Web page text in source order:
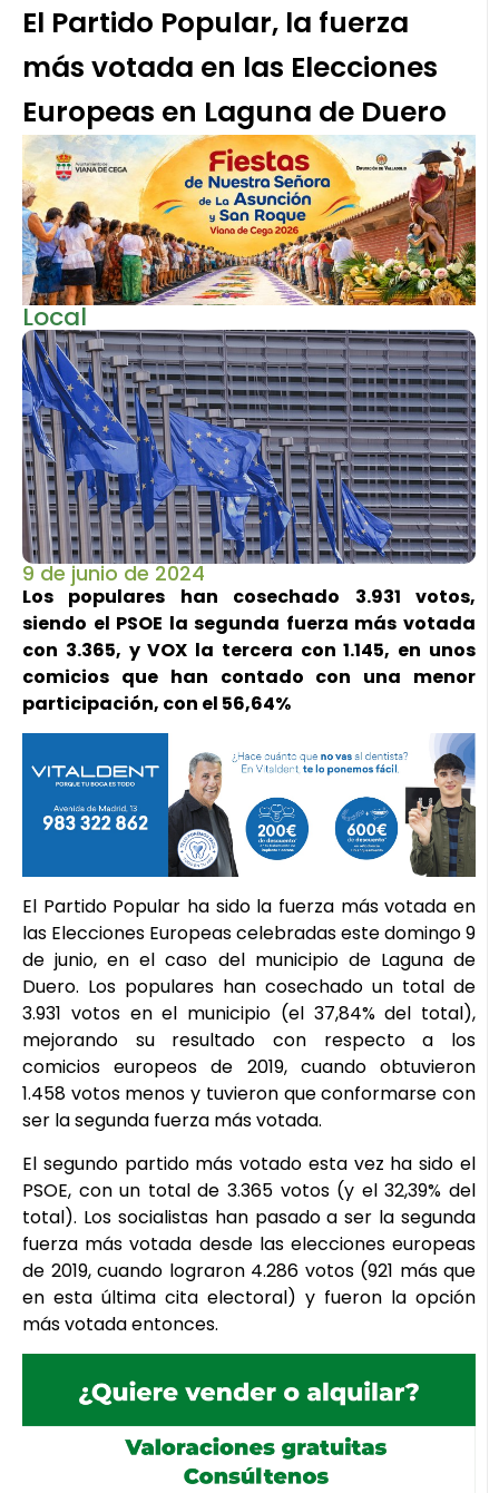
El Partido Popular, la fuerza
más votada en las Elecciones
Europeas en Laguna de Duero
Local
9 de junio de 2024
Los populares han cosechado 3.931 votos,
siendo el PSOE la segunda fuerza más votada
con 3.365, y VOX la tercera con 1.145, en unos
comicios que han contado con una menor
participación, con el 56,64%
El Partido Popular ha sido la fuerza más votada en
las Elecciones Europeas celebradas este domingo 9
de junio, en el caso del municipio de Laguna de
Duero. Los populares han cosechado un total de
3.931 votos en el municipio (el 37,84% del total),
mejorando su resultado con respecto a los
comicios europeos de 2019, cuando obtuvieron
1.458 votos menos y tuvieron que conformarse con
ser la segunda fuerza más votada.
El segundo partido más votado esta vez ha sido el
PSOE, con un total de 3.365 votos (y el 32,39% del
total). Los socialistas han pasado a ser la segunda
fuerza más votada desde las elecciones europeas
de 2019, cuando lograron 4.286 votos (921 más que
en esta última cita electoral) y fueron la opción
más votada entonces.